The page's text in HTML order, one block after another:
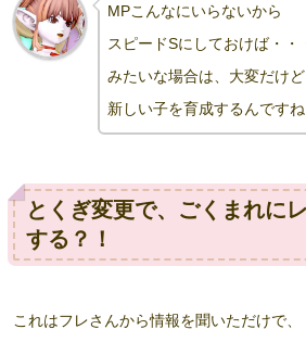
MPこんなにいらないから
スピードSにしておけば・・
みたいな場合は、大変だけど
新しい子を育成するんですね
とくぎ変更で、ごくまれに
する？！
これはフレさんから情報を聞いただけで、